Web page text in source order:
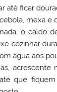
até ficar
mexa e
o caldo
cozinhar
água aos
acrescente
que